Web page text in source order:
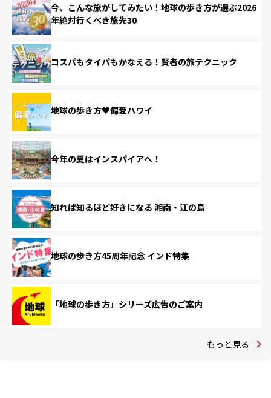
今、こんな旅がしてみたい！地球の歩き方が選ぶ2026
年絶対行くべき旅先30
コスパもタイパもかなえる！賢者の旅テクニック
地球の歩き方♥偏愛ハワイ
今年の夏はインスパイアへ！
知れば知るほど好きになる 湘南・江の島
地球の歩き方45周年記念 インド特集
「地球の歩き方」シリーズ広告のご案内
もっと見る